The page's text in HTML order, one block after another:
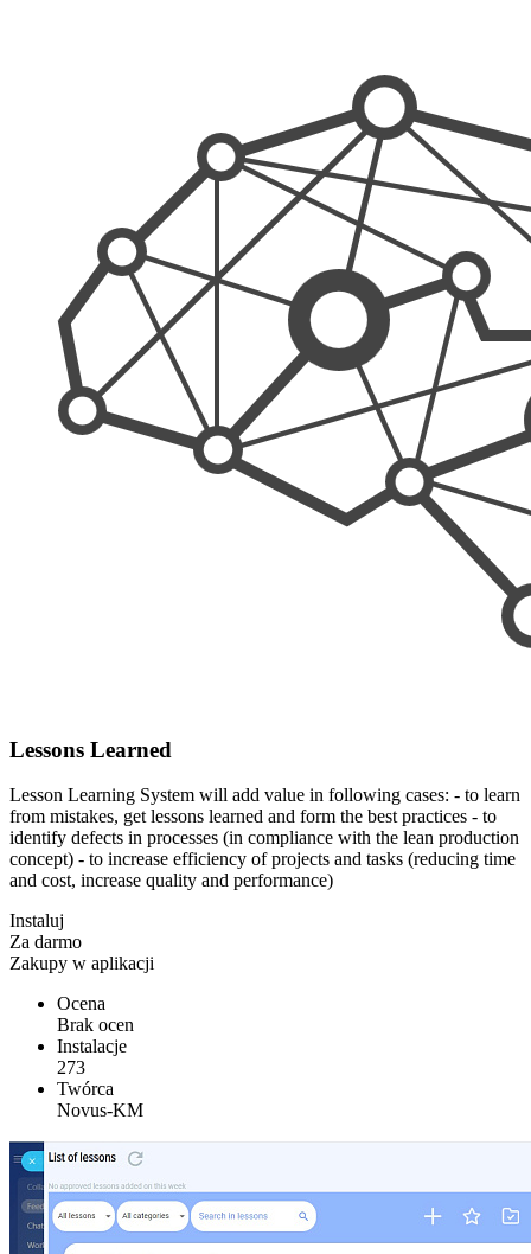
Lessons Learned
Lesson Learning System will add value in following cases: - to learn
from mistakes, get lessons learned and form the best practices - to
identify defects in processes (in compliance with the lean production
concept) - to increase efficiency of projects and tasks (reducing time
and cost, increase quality and performance)
Instaluj
Za darmo
Zakupy w aplikacji
Ocena
Brak ocen
Instalacje
273
Twórca
Novus-KM